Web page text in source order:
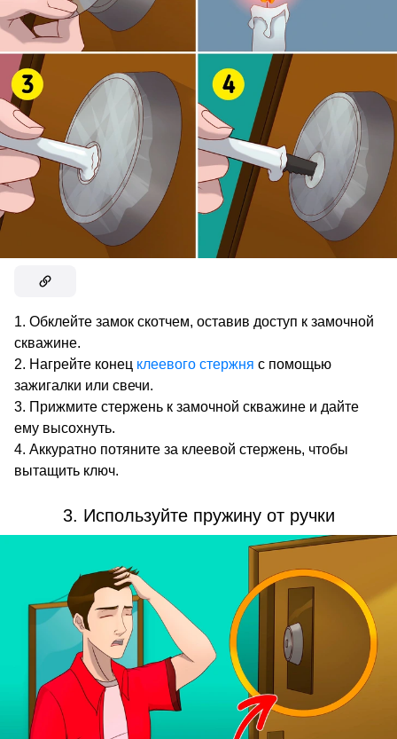
Обклейте замок скотчем, оставив доступ к замочной
скважине.
Нагрейте конец клеевого стержня с помощью
зажигалки или свечи.
Прижмите стержень к замочной скважине и дайте
ему высохнуть.
Аккуратно потяните за клеевой стержень, чтобы
вытащить ключ.
3. Используйте пружину от ручки